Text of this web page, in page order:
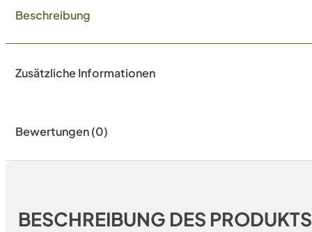
Beschreibung
Zusätzliche Informationen
Bewertungen (0)
BESCHREIBUNG DES PRODUKTS